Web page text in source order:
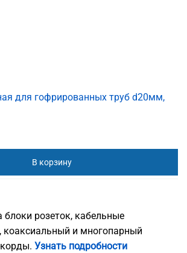
для гофрированных труб d20мм,
В корзину
блоки розеток, кабельные
коаксиальный и многопарный
Узнать подробности